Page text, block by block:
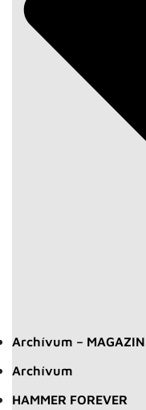
Archívum – MAGAZIN
Archívum
HAMMER FOREVER